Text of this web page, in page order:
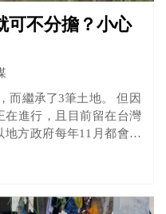
可不分擔？小心
承了3筆土地。 但因
在進行，且目前留在台灣
方政府每年11月都會把
於今年110年1月向地方
行署的催繳通知。到底是